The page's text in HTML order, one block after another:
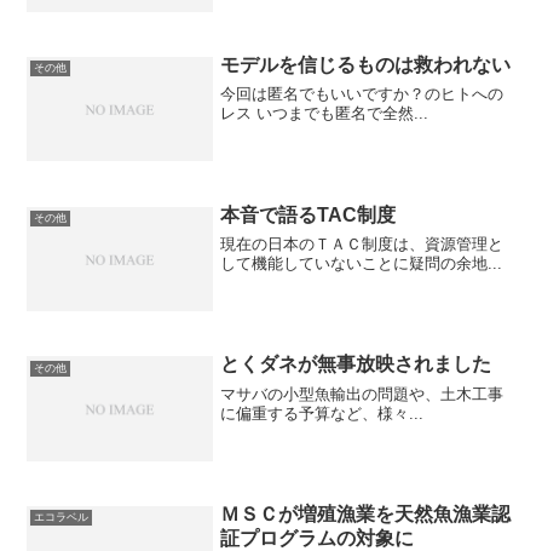
その他 モデルを信じるものは救われない
今回は匿名でもいいですか？のヒトへの
レス いつまでも匿名で全然...
その他 本音で語るTAC制度
現在の日本のＴＡＣ制度は、資源管理と
して機能していないことに疑問の余地...
その他 とくダネが無事放映されました
マサバの小型魚輸出の問題や、土木工事
に偏重する予算など、様々...
エコラベル
ＭＳＣが増殖漁業を天然魚漁業認
証プログラムの対象に